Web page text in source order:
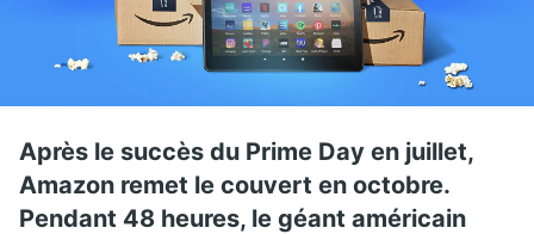
Après le succès du Prime Day en juillet,
Amazon remet le couvert en octobre.
Pendant 48 heures, le géant américain